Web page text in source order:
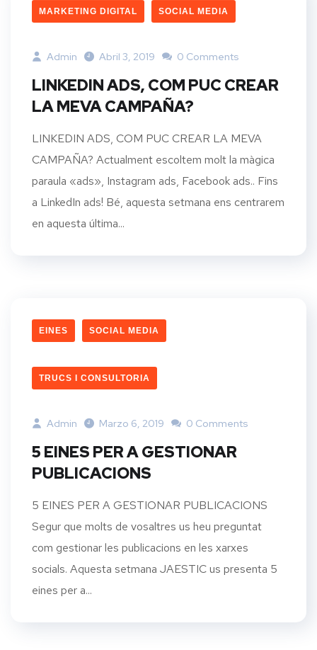
MARKETING DIGITAL SOCIAL MEDIA
Admin Abril 3, 2019 0 Comments
LINKEDIN ADS, COM PUC CREAR
LA MEVA CAMPAÑA?
LINKEDIN ADS, COM PUC CREAR LA MEVA
CAMPAÑA? Actualment escoltem molt la màgica
paraula «ads», Instagram ads, Facebook ads.. Fins
a LinkedIn ads! Bé, aquesta setmana ens centrarem
en aquesta última...
EINES SOCIAL MEDIA
TRUCS I CONSULTORIA
Admin Marzo 6, 2019 0 Comments
5 EINES PER A GESTIONAR
PUBLICACIONS
5 EINES PER A GESTIONAR PUBLICACIONS
Segur que molts de vosaltres us heu preguntat
com gestionar les publicacions en les xarxes
socials. Aquesta setmana JAESTIC us presenta 5
eines per a...